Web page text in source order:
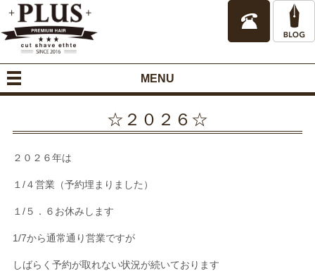
MENU
☆２０２６☆
２０２６年は
１/４営業（予約埋まりました）
１/５．６お休みします
1/7から通常通り営業ですが
しばらく予約が取れない状況が続いております